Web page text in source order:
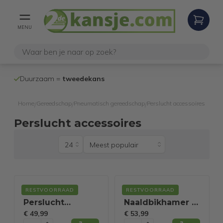
MENU
Duurzaam = tweedekans
Home Gereedschap Pneumatisch gereedschap Perslucht accessoires
Perslucht accessoires
RESTVOORRAAD
Monzana
Perslucht
slanghaspel 10m
€ 49,99
RESTVOORRAAD
Monzana
Naaldbikhamer -
Incl. Reservekop
€ 53,99